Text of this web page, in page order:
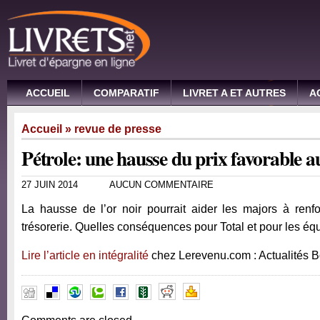
ACCUEIL COMPARATIF LIVRET A ET AUTRES
Accueil » revue de presse
Pétrole: une hausse du prix favorable
27 JUIN 2014 AUCUN COMMENTAIRE
La hausse de l’or noir pourrait aider les majors à
trésorerie. Quelles conséquences pour Total et pour les
Lire l’article en intégralité chez Lerevenu.com : Actualités